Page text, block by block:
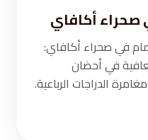
صحراء أكافاي
في صحراء أكافاي:
في أحضان
الدراجات الرباعية.